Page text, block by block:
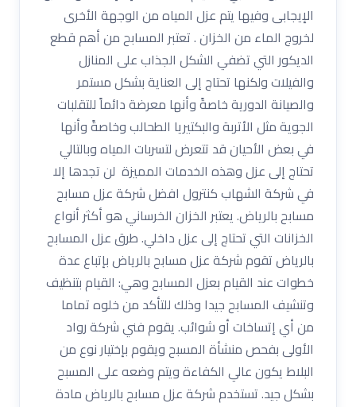
الإيجابى وفيها يتم عزل المياه من الوجهة الأخرى
لخروج الماء من الخزان . تعتبر المسابح من أهم قطع
الديكور التي تضفي الشكل الجذاب على المنازل
والفيلات ولكنها تحتاج إلى العناية بشكل مستمر
والصيانة الدورية خاصةً وأنها معرضة دائماً للتقلبات
الجوية مثل الأتربة والبكتيريا الطحالب وخاصةً وأنها
في بعض الأحيان قد تتعرض لتسربات المياه وبالتالي
تحتاج إلى عزل وهذه الخدمات المميزة لن تجدها إلا
في شركة الشهاب كنترول افضل شركة عزل مسابح
مسابح بالرياض. يعتبر الخزان الخرساني هو أكثر أنواع
الخزانات التي تحتاج إلى عزل داخلي. طرق عزل المسابح
بالرياض تقوم شركة عزل مسابح بالرياض بإتباع عدة
خطوات عند القيام بعزل المسابح وهي: القيام بتنظيف
وتنشيف المسابح جيدا وذلك للتأكد من خلوه تماما
من أي إتساخات أو شوائب. يقوم فني شركة رواد
الأولى بفحص منشأة المسبح ويقوم بإختيار نوع من
البلاط يكون عالي الكفاءة ويتم وضعه على المسبح
بشكل جيد. تستخدم شركة عزل مسابح بالرياض مادة